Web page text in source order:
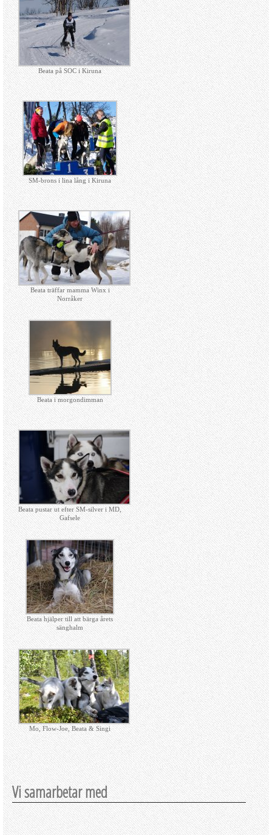
Beata på SOC i Kiruna
SM-brons i lina lång i Kiruna
Beata träffar mamma Winx i
Norråker
Beata i morgondimman
Beata pustar ut efter SM-silver i MD,
Gafsele
Beata hjälper till att bärga årets
sänghalm
Mo, Flow-Joe, Beata & Singi
Vi samarbetar med